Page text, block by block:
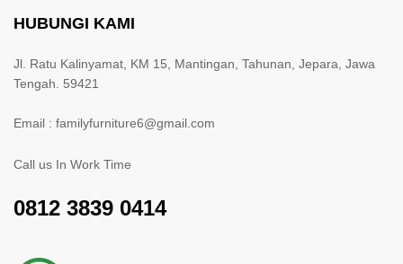
HUBUNGI KAMI
Jl. Ratu Kalinyamat, KM 15, Mantingan, Tahunan, Jepara, Jawa
Tengah. 59421
Email : familyfurniture6@gmail.com
Call us In Work Time
0812 3839 0414